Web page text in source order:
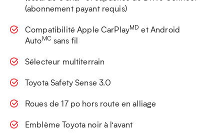
(abonnement payant requis)
Compatibilité Apple CarPlayMD et Android
AutoMC sans fil
Sélecteur multiterrain
Toyota Safety Sense 3.0
Roues de 17 po hors route en alliage
Emblème Toyota noir à l’avant